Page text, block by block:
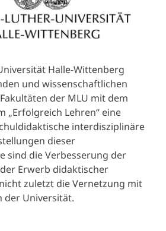
Halle-Wittenberg
und wissenschaftlichen
der MLU mit dem
„Erfolgreich Lehren“ eine
interdisziplinäre
dieser
sind die Verbesserung der
Erwerb didaktischer
zuletzt die Vernetzung mit
der Universität.